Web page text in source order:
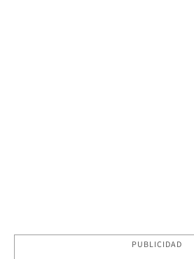
PUBLICIDAD